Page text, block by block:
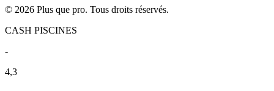
© 2026 Plus que pro. Tous droits réservés.
CASH PISCINES
-
4,3